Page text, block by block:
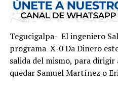
Tegucigalpa- El ingeniero
programa X-0 Da Dinero
salida del mismo, para
quedar Samuel Martínez o